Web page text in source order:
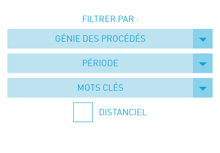
Symposium on Chain Transfer Catalysis for
sustainability – September 15 and 16, 2026
FRENCH-CHINESE CONFERENCE ON GREEN
Contacts
FILTRER PAR :
GÉNIE DES PROCÉDÉS
PÉRIODE
MOTS CLÉS
DISTANCIEL